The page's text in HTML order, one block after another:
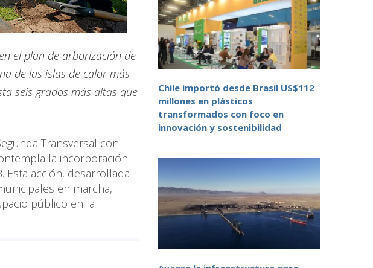
el plan de arborización de
de las islas de calor más
seis grados más altas que
Transversal con
la incorporación
Esta acción, desarrollada
en marcha,
público en la
Chile importó desde Brasil US$112
millones en plásticos
transformados con foco en
innovación y sostenibilidad